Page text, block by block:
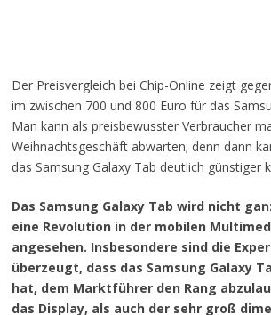
Der Preisvergleich bei Chip-Online zeigt
im zwischen 700 und 800 Euro für das
Man kann als preisbewusster Verbraucher
Weihnachtsgeschäft abwarten; denn dann
das Samsung Galaxy Tab deutlich günstiger
Das Samsung Galaxy Tab wird nicht
eine Revolution in der mobilen
angesehen. Insbesondere sind die
überzeugt, dass das Samsung Galaxy
hat, dem Marktführer den Rang
das Display, als auch der sehr groß